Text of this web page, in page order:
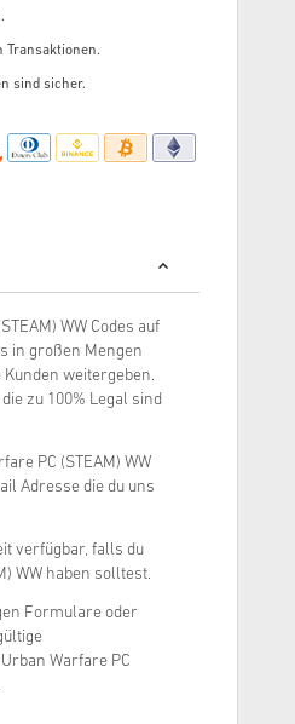
Transaktionen.
sind sicher.
WW Codes auf
in großen Mengen
weitergeben.
zu 100% Legal sind
PC (STEAM) WW
Adresse die du uns
verfügbar, falls du
WW haben solltest.
Formulare oder
Warfare PC